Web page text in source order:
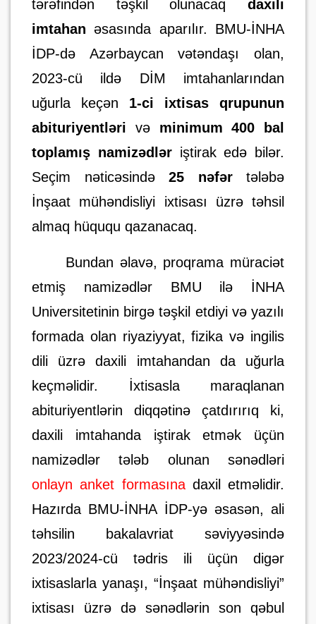
tərəfindən təşkil olunacaq daxili
imtahan əsasında aparılır. BMU-İNHA
İDP-də Azərbaycan vətəndaşı olan,
2023-cü ildə DİM imtahanlarından
uğurla keçən 1-ci ixtisas qrupunun
abituriyentləri və minimum 400 bal
toplamış namizədləriştirak edə bilər.
Seçim nəticəsində 25 nəfərtələbə
İnşaat mühəndisliyi ixtisası üzrə təhsil
almaq hüququ qazanacaq.
Bundan əlavə, proqrama müraciət
etmiş namizədlər BMU ilə İNHA
Universitetinin birgə təşkil etdiyi və yazılı
formada olan riyaziyyat, fizika və ingilis
dili üzrə daxili imtahandan da uğurla
keçməlidir. İxtisasla maraqlanan
abituriyentlərin diqqətinə çatdırırıq ki,
daxili imtahanda iştirak etmək üçün
namizədlər tələb olunan sənədləri
onlayn anket formasına daxil etməlidir.
Hazırda BMU-İNHA İDP-yə əsasən, ali
təhsilin bakalavriat səviyyəsində
2023/2024-cü tədris ili üçün digər
ixtisaslarla yanaşı, “İnşaat mühəndisliyi”
ixtisası üzrə də sənədlərin son qəbul